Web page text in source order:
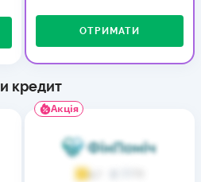
ОТРИМАТИ
кредит
Акція
4,7